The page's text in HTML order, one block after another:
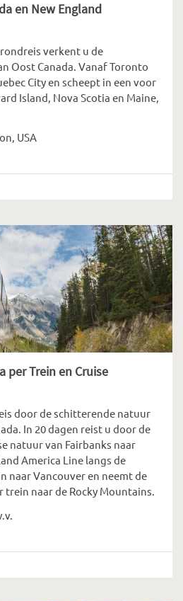
en New England
verkent u de
Oost Canada. Vanaf Toronto
City en scheept in een voor
Island, Nova Scotia en Maine,
USA
per Trein en Cruise
door de schitterende natuur
In 20 dagen reist u door de
natuur van Fairbanks naar
America Line langs de
naar Vancouver en neemt de
trein naar de Rocky Mountains.